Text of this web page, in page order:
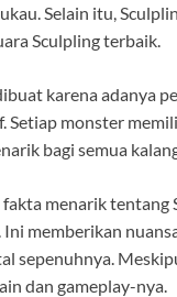
Selain itu,
Sculpling terbaik.
karena adanya
Setiap monster
bagi semua
fakta menarik
memberikan
sepenuhnya.
dan gameplay-nya.